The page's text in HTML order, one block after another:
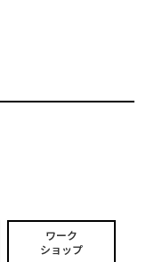
ワーク
ショップ